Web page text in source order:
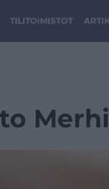
TILITOIMISTOT